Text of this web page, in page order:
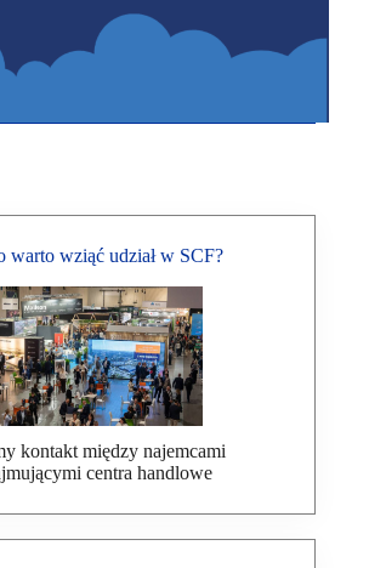
warto wziąć udział w SCF?
kontakt między najemcami
centra handlowe